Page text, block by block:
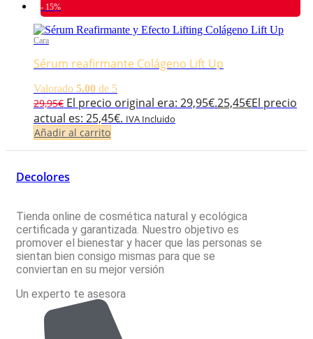
- 15%
Cara
Sérum reafirmante Colágeno Lift Up
Valorado 5.00 de 5
29,95€ El precio original era: 29,95€.25,45€El precio
actual es: 25,45€. IVA Incluido
Añadir al carrito
Decolores
Tienda online de cosmética natural y ecológica
certificada y garantizada. Nuestro objetivo es
promover el bienestar y hacer que las personas se
sientan bien consigo mismas para que se
conviertan en su mejor versión
Un experto te asesora